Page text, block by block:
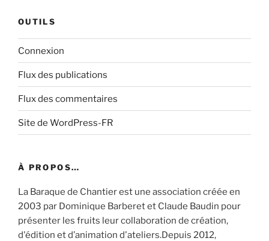
OUTILS
Connexion
Flux des publications
Flux des commentaires
Site de WordPress-FR
À PROPOS…
La Baraque de Chantier est une association créée en
2003 par Dominique Barberet et Claude Baudin pour
présenter les fruits leur collaboration de création,
d'édition et d’animation d'ateliers.Depuis 2012,